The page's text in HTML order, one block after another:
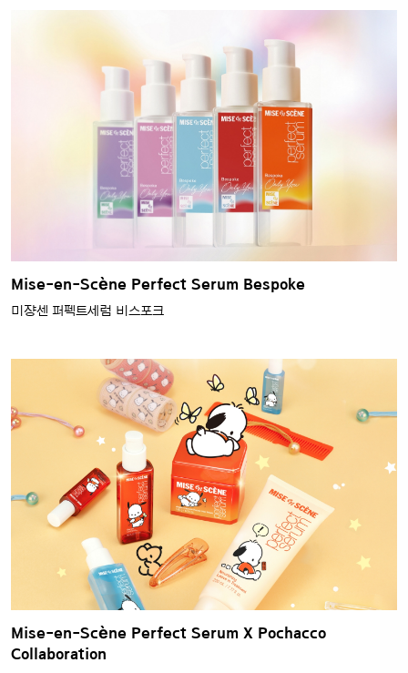
Mise-en-Scène Perfect Serum Bespoke
미쟝센 퍼펙트세럼 비스포크
Mise-en-Scène Perfect Serum X Pochacco
Collaboration